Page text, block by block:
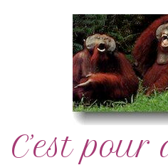
C’est